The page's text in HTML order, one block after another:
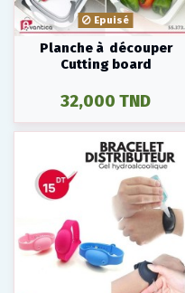
Epuisé
Planche à découper
Cutting board
32,000 TND